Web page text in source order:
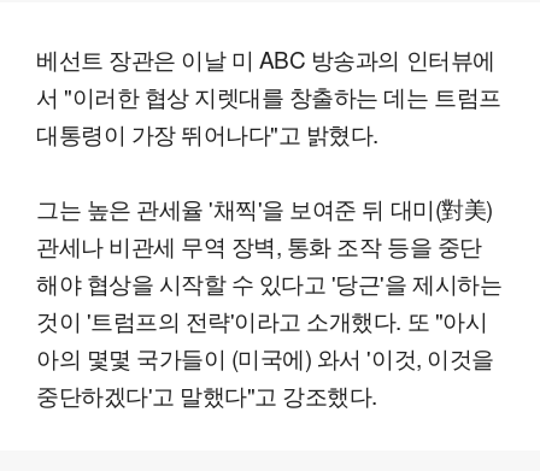
베선트 장관은 이날 미 ABC 방송과의 인터뷰에
서 "이러한 협상 지렛대를 창출하는 데는 트럼프
대통령이 가장 뛰어나다"고 밝혔다.
그는 높은 관세율 '채찍'을 보여준 뒤 대미(對美)
관세나 비관세 무역 장벽, 통화 조작 등을 중단
해야 협상을 시작할 수 있다고 '당근'을 제시하는
것이 '트럼프의 전략'이라고 소개했다. 또 "아시
아의 몇몇 국가들이 (미국에) 와서 '이것, 이것을
중단하겠다'고 말했다"고 강조했다.